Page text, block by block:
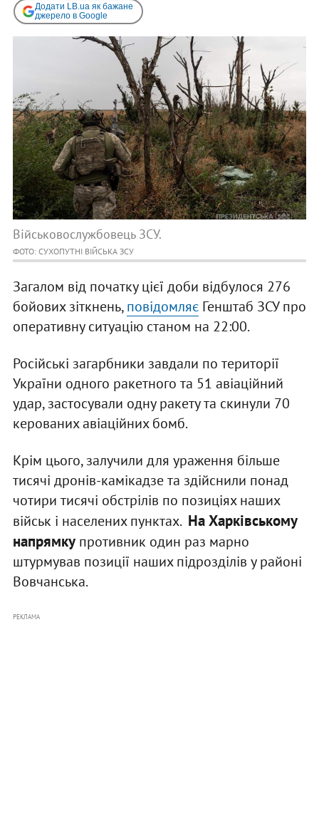
Додати LB.ua як бажане
джерело в Google
Військовослужбовець ЗСУ.
ФОТО: СУХОПУТНІ ВІЙСЬКА ЗСУ
Загалом від початку цієї доби відбулося 276
бойових зіткнень,повідомляєГенштаб ЗСУ про
оперативну ситуацію станом на 22:00.
Російські загарбники завдали по території
України одного ракетного та 51 авіаційний
удар, застосували одну ракету та скинули 70
керованих авіаційних бомб.
Крім цього, залучили для ураження більше
тисячі дронів-камікадзе та здійснили понад
чотири тисячі обстрілів по позиціях наших
військ і населених пунктах. На Харківському
напрямкупротивник один раз марно
штурмував позиції наших підрозділів у районі
Вовчанська.
РЕКЛАМА